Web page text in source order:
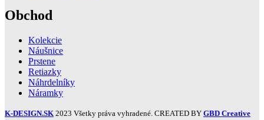
Obchod
Kolekcie
Náušnice
Prstene
Retiazky
Náhrdelníky
Náramky
K-DESIGN.SK 2023 Všetky práva vyhradené. CREATED BY GBD Creative